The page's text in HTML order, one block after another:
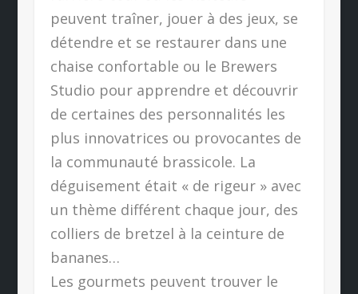
peuvent traîner, jouer à des jeux, se
détendre et se restaurer dans une
chaise confortable ou le Brewers
Studio pour apprendre et découvrir
de certaines des personnalités les
plus innovatrices ou provocantes de
la communauté brassicole. La
déguisement était « de rigeur » avec
un thème différent chaque jour, des
colliers de bretzel à la ceinture de
bananes…
Les gourmets peuvent trouver le